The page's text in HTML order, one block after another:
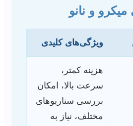
و نانو
ویژگی‌های کلیدی
هزینه کمتر،
سرعت بالا، امکان
بررسی سناریوهای
مختلف، نیاز به